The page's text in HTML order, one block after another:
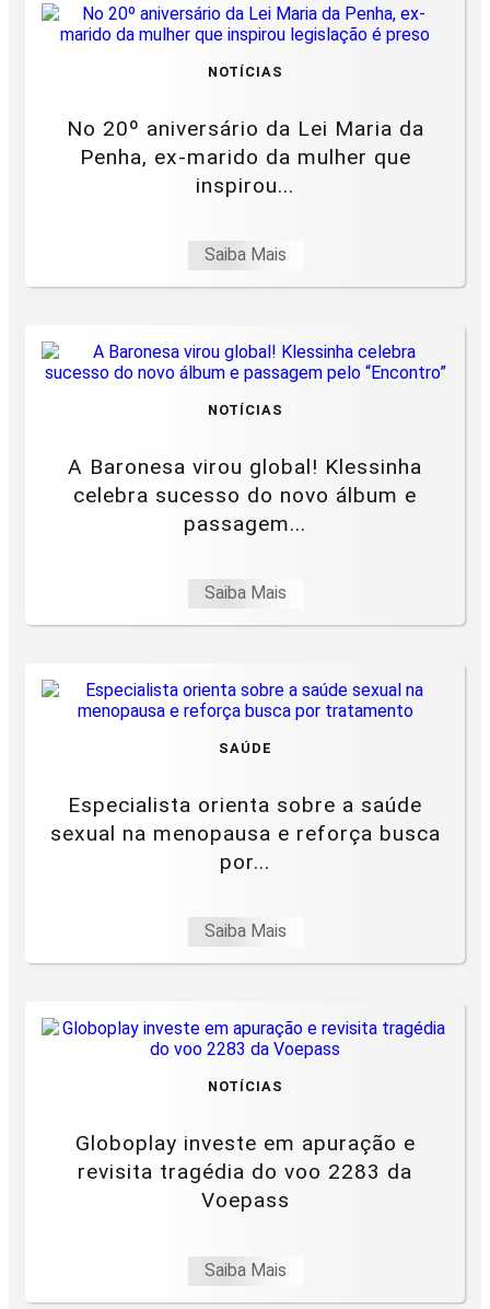
NOTÍCIAS
No 20º aniversário da Lei Maria da
Penha, ex-marido da mulher que
inspirou...
Saiba Mais
NOTÍCIAS
A Baronesa virou global! Klessinha
celebra sucesso do novo álbum e
passagem...
Saiba Mais
SAÚDE
Especialista orienta sobre a saúde
sexual na menopausa e reforça busca
por...
Saiba Mais
NOTÍCIAS
Globoplay investe em apuração e
revisita tragédia do voo 2283 da
Voepass
Saiba Mais